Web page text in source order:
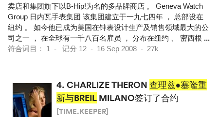
卖店和集团旗下以B-Hip!为名的多品牌商店 。 Geneva Watch
Group 日内瓦手表集团 该集团建立于一九七四年 ， 总部设在
纽约 。 如今他已成为美国在钟表设计生产及销售领域最大的公
司之一 ， 在全球有一千八百名雇员 ， 分布在纽约 、 密西根 ...
符合词目： 1 - 记分 12 - 16 Sep 2008 - 27k
4. CHARLIZE THERON 查理兹•塞隆重
新与BREIL MILANO签订了合约
[TIME.KEEPER]